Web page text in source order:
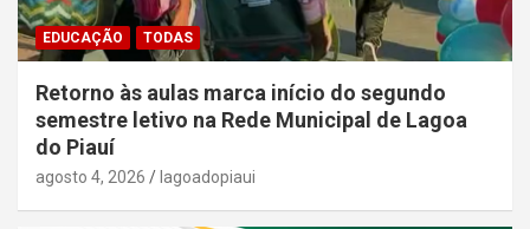
EDUCAÇÃO TODAS
Retorno às aulas marca início do segundo
semestre letivo na Rede Municipal de Lagoa
do Piauí
agosto 4, 2026 lagoadopiaui